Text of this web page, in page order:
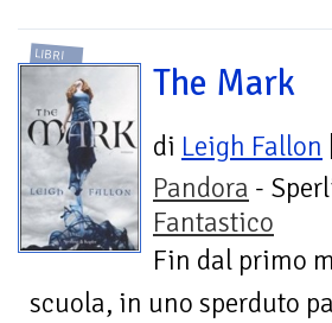
LIBRI
The Mark
di Leigh Fallon
Pandora -
Fantastico
Fin dal primo
scuola, in uno sperduto